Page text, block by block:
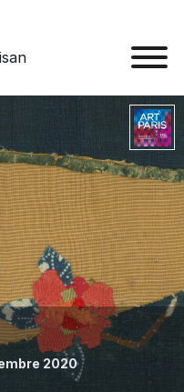
A
2020